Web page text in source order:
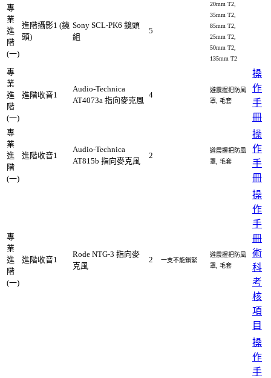
專
業
進
階
(一)
進階攝影1 (鏡
頭)
Sony SCL-PK6 鏡頭
組
5
20mm T2,
35mm T2,
85mm T2,
25mm T2,
50mm T2,
135mm T2
專
業
進
階
(一)
進階收音1
Audio-Technica
AT4073a 指向麥克風
4
避震握把防風
罩, 毛套
操
作
手
冊
專
業
進
階
(一)
進階收音1
Audio-Technica
AT815b 指向麥克風
2
避震握把防風
罩, 毛套
操
作
手
冊
專
業
進
階
(一)
進階收音1
Rode NTG-3 指向麥
克風
2 一支不能鎖緊
避震握把防風
罩, 毛套
操
作
手
冊
術
科
考
核
項
目
操
作
手